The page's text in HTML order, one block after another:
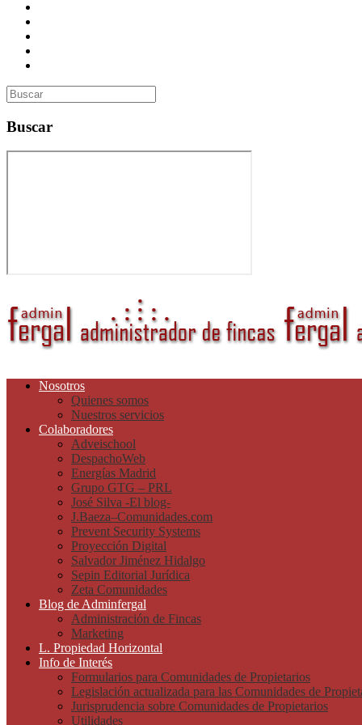
Buscar
Nosotros
Quienes somos
Nuestros servicios
Colaboradores
Adveischool
DespachoWeb
Energías Madrid
Grupo GTG – PRL
José Silva -El blog-
J.Baeza–Comunidades.com
Prevent Security Systems
Proyección Digital
Salvador Jiménez Hidalgo
Sepin Editorial Jurídica
Zeta Comunidades
Blog de Adminfergal
Administración de Fincas
Marketing
L. Propiedad Horizontal
Info de Interés
Formularios para Comunidades de Propietarios
Legislación actualizada para las Comunidades de
Jurisprudencia sobre Comunidades de Propietarios
Utilidades